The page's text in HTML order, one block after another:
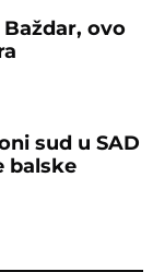
ovo
sud u SAD
balske